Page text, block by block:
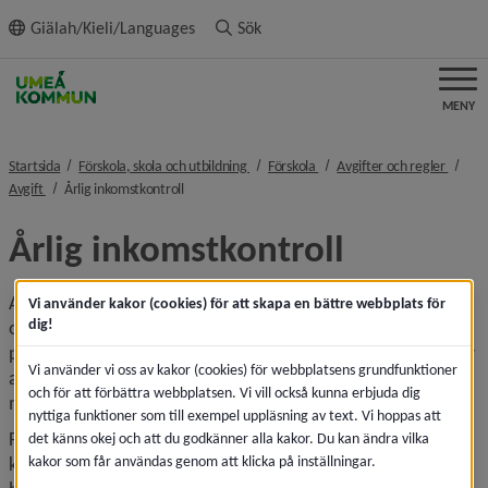
innehållet
Giälah/Kieli/Languages Sök
MENY
Startsida Förskola, skola och utbildning nivå i brödsmulenavigeringen
Förskola nivå i brödsmulenavigeringen
Avgifter och regler nivå i
Avgift nivå i brödsmulenavigeringen
Årlig inkomstkontrollnivå i brödsmulenavigeringen
Årlig inkomstkontroll
Alla vårdnadshavare med barn i förskola, pedagogisk
omsorg eller på fritidshem betalar en avgift för barnets
plats. Avgiften baseras på hushållets inkomst, vilket innebär
att hushåll med lägre inkomst betalar mindre än hushåll
med högre inkomst.
För att säkerställa att alla betalar rätt avgift genomför
kommunen en årlig inkomstkontroll. Syftet är att alla ska
Vi använder kakor (cookies) för att skapa en bättre webbplats för
dig!
Vi använder vi oss av kakor (cookies) för webbplatsens grundfunktioner
och för att förbättra webbplatsen. Vi vill också kunna erbjuda dig
nyttiga funktioner som till exempel uppläsning av text. Vi hoppas att
det känns okej och att du godkänner alla kakor. Du kan ändra vilka
kakor som får användas genom att klicka på inställningar.